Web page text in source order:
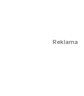
Reklama